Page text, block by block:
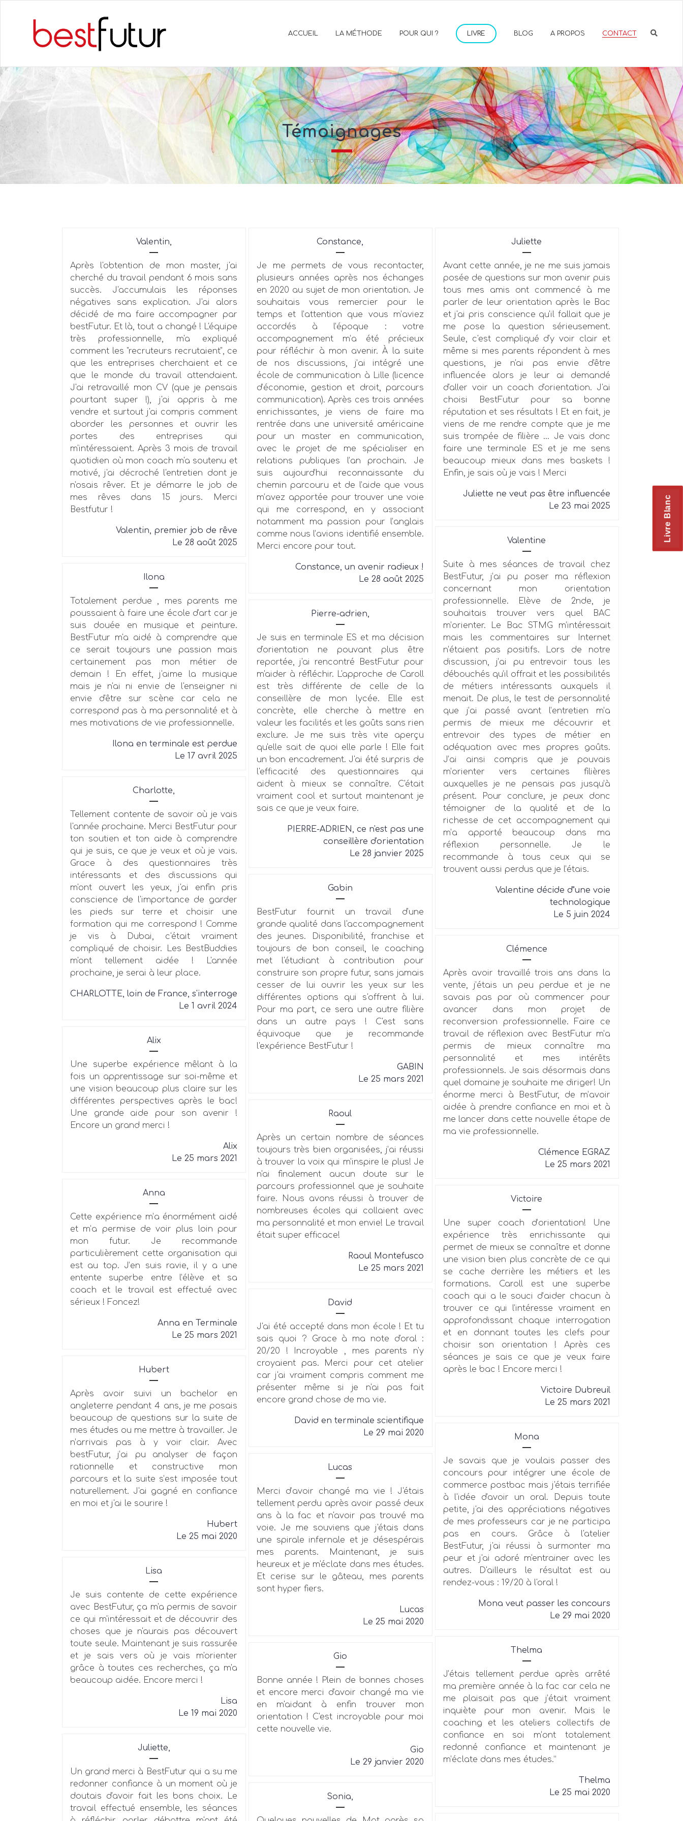
Livre Blanc
ACCUEIL LA MÉTHODE POUR QUI ? LIVRE BLOG A PROPOS CONTACT
Témoignages
Home>Témoignages
Valentin,
Après l'obtention de mon master, j'ai
cherché du travail pendant 6 mois sans
succès. J'accumulais les réponses
négatives sans explication. J'ai alors
décidé de ma faire accompagner par
bestFutur. Et là, tout a changé ! L'équipe
très professionnelle, m'a expliqué
comment les "recruteurs recrutaient", ce
que les entreprises cherchaient et ce
que le monde du travail attendaient.
J'ai retravaillé mon CV (que je pensais
pourtant super !), j'ai appris à me
vendre et surtout j'ai compris comment
aborder les personnes et ouvrir les
portes des entreprises qui
m'intéressaient. Après 3 mois de travail
quotidien où mon coach m'a soutenu et
motivé, j'ai décroché l'entretien dont je
n'osais rêver. Et je démarre le job de
mes rêves dans 15 jours. Merci
Bestfutur !
Valentin, premier job de rêve
Le 28 août 2025
Ilona
Totalement perdue , mes parents me
poussaient à faire une école d'art car je
suis douée en musique et peinture.
BestFutur m'a aidé à comprendre que
ce serait toujours une passion mais
certainement pas mon métier de
demain ! En effet, j'aime la musique
mais je n'ai ni envie de l'enseigner ni
envie d'être sur scène car cela ne
correspond pas à ma personnalité et à
mes motivations de vie professionnelle.
Ilona en terminale est perdue
Le 17 avril 2025
Charlotte,
Tellement contente de savoir où je vais
l'année prochaine. Merci BestFutur pour
ton soutien et ton aide à comprendre
qui je suis, ce que je veux et où je vais.
Grace à des questionnaires très
intéressants et des discussions qui
m'ont ouvert les yeux, j'ai enfin pris
conscience de l'importance de garder
les pieds sur terre et choisir une
formation qui me correspond ! Comme
je vis à Dubai, c'était vraiment
compliqué de choisir. Les BestBuddies
m'ont tellement aidée ! L'année
prochaine, je serai à leur place.
CHARLOTTE, loin de France, s'interroge
Le 1 avril 2024
Alix
Une superbe expérience mêlant à la
fois un apprentissage sur soi-même et
une vision beaucoup plus claire sur les
différentes perspectives après le bac!
Une grande aide pour son avenir !
Encore un grand merci !
Alix
Le 25 mars 2021
Anna
Cette expérience m’a énormément aidé
et m’a permise de voir plus loin pour
mon futur. Je recommande
particulièrement cette organisation qui
est au top. J’en suis ravie, il y a une
entente superbe entre l’élève et sa
coach et le travail est effectué avec
sérieux ! Foncez!
Anna en Terminale
Le 25 mars 2021
Hubert
Après avoir suivi un bachelor en
angleterre pendant 4 ans, je me posais
beaucoup de questions sur la suite de
mes études ou me mettre à travailler. Je
n’arrivais pas à y voir clair. Avec
bestFutur, j’ai pu analyser de façon
rationnelle et constructive mon
parcours et la suite s’est imposée tout
naturellement. J'ai gagné en confiance
en moi et j'ai le sourire !
Hubert
Le 25 mai 2020
Lisa
Je suis contente de cette expérience
avec BestFutur, ça m'a permis de savoir
ce qui m'intéressait et de découvrir des
choses que je n'aurais pas découvert
toute seule. Maintenant je suis rassurée
et je sais vers où je vais m'orienter
grâce à toutes ces recherches, ça m'a
beaucoup aidée. Encore merci !
Lisa
Le 19 mai 2020
Juliette,
Un grand merci à BestFutur qui a su me
redonner confiance à un moment où je
doutais d'avoir fait les bons choix. Le
travail effectué ensemble, les séances
Constance,
Je me permets de vous recontacter,
plusieurs années après nos échanges
en 2020 au sujet de mon orientation. Je
souhaitais vous remercier pour le
temps et l’attention que vous m’aviez
accordés à l’époque : votre
accompagnement m’a été précieux
pour réfléchir à mon avenir. À la suite
de nos discussions, j’ai intégré une
école de communication à Lille (licence
d’économie, gestion et droit, parcours
communication). Après ces trois années
enrichissantes, je viens de faire ma
rentrée dans une université américaine
pour un master en communication,
avec le projet de me spécialiser en
relations publiques l’an prochain. Je
suis aujourd’hui reconnaissante du
chemin parcouru et de l’aide que vous
m’avez apportée pour trouver une voie
qui me correspond, en y associant
notamment ma passion pour l’anglais
comme nous l’avions identifié ensemble.
Merci encore pour tout.
Constance, un avenir radieux !
Le 28 août 2025
Pierre-adrien,
Je suis en terminale ES et ma décision
d'orientation ne pouvant plus être
reportée, j'ai rencontré BestFutur pour
m'aider à réfléchir. L'approche de Caroll
est très différente de celle de la
conseillère de mon lycée. Elle est
concrète, elle cherche à mettre en
valeur les facilités et les goûts sans rien
exclure. Je me suis très vite aperçu
qu'elle sait de quoi elle parle ! Elle fait
un bon encadrement. J'ai été surpris de
l'efficacité des questionnaires qui
aident à mieux se connaître. C'était
vraiment cool et surtout maintenant je
sais ce que je veux faire.
PIERRE-ADRIEN, ce n'est pas une
conseillère d'orientation
Le 28 janvier 2025
Gabin
BestFutur fournit un travail d'une
grande qualité dans l'accompagnement
des jeunes. Disponibilité, franchise et
toujours de bon conseil, le coaching
met l'étudiant à contribution pour
construire son propre futur, sans jamais
cesser de lui ouvrir les yeux sur les
différentes options qui s'offrent à lui.
Pour ma part, ce sera une autre filière
dans un autre pays ! C'est sans
équivoque que je recommande
l'expérience BestFutur !
GABIN
Le 25 mars 2021
Raoul
Après un certain nombre de séances
toujours très bien organisées, j’ai réussi
à trouver la voix qui m’inspire le plus! Je
n'ai finalement aucun doute sur le
parcours professionnel que je souhaite
faire. Nous avons réussi à trouver de
nombreuses écoles qui collaient avec
ma personnalité et mon envie! Le travail
était super efficace!
Raoul Montefusco
Le 25 mars 2021
David
J'ai été accepté dans mon école ! Et tu
sais quoi ? Grace à ma note d'oral :
20/20 ! Incroyable , mes parents n'y
croyaient pas. Merci pour cet atelier
car j'ai vraiment compris comment me
présenter même si je n'ai pas fait
encore grand chose de ma vie.
David en terminale scientifique
Le 29 mai 2020
Lucas
Merci d’avoir changé ma vie ! J'étais
tellement perdu après avoir passé deux
ans à la fac et n'avoir pas trouvé ma
voie. Je me souviens que j'étais dans
une spirale infernale et je désespérais
mes parents. Maintenant, je suis
heureux et je m'éclate dans mes études.
Et cerise sur le gâteau, mes parents
sont hyper fiers.
Lucas
Le 25 mai 2020
Gio
Bonne année ! Plein de bonnes choses
et encore merci d'avoir changé ma vie
en m'aidant à enfin trouver mon
orientation ! C'est incroyable pour moi
cette nouvelle vie.
Gio
Le 29 janvier 2020
Sonia,
Juliette
Avant cette année, je ne me suis jamais
posée de questions sur mon avenir puis
tous mes amis ont commencé à me
parler de leur orientation après le Bac
et j'ai pris conscience qu'il fallait que je
me pose la question sérieusement.
Seule, c'est compliqué d'y voir clair et
même si mes parents répondent à mes
questions, je n'ai pas envie d'être
influencée alors je leur ai demandé
d'aller voir un coach d'orientation. J'ai
choisi BestFutur pour sa bonne
réputation et ses résultats ! Et en fait, je
viens de me rendre compte que je me
suis trompée de filière ... Je vais donc
faire une terminale ES et je me sens
beaucoup mieux dans mes baskets !
Enfin, je sais où je vais ! Merci
Juliette ne veut pas être influencée
Le 23 mai 2025
Valentine
Suite à mes séances de travail chez
BestFutur, j’ai pu poser ma réflexion
concernant mon orientation
professionnelle. Elève de 2nde, je
souhaitais trouver vers quel BAC
m’orienter. Le Bac STMG m’intéressait
mais les commentaires sur Internet
n’étaient pas positifs. Lors de notre
discussion, j’ai pu entrevoir tous les
débouchés qu’il offrait et les possibilités
de métiers intéressants auxquels il
menait. De plus, le test de personnalité
que j’ai passé avant l’entretien m’a
permis de mieux me découvrir et
entrevoir des types de métier en
adéquation avec mes propres goûts.
J’ai ainsi compris que je pouvais
m’orienter vers certaines filières
auxquelles je ne pensais pas jusqu’à
présent. Pour conclure, je peux donc
témoigner de la qualité et de la
richesse de cet accompagnement qui
m’a apporté beaucoup dans ma
réflexion personnelle. Je le
recommande à tous ceux qui se
trouvent aussi perdus que je l’étais.
Valentine décide d"une voie
technologique
Le 5 juin 2024
Clémence
Après avoir travaillé trois ans dans la
vente, j’étais un peu perdue et je ne
savais pas par où commencer pour
avancer dans mon projet de
reconversion professionnelle. Faire ce
travail de réflexion avec BestFutur m’a
permis de mieux connaître ma
personnalité et mes intérêts
professionnels. Je sais désormais dans
quel domaine je souhaite me diriger! Un
énorme merci à BestFutur, de m’avoir
aidée à prendre confiance en moi et à
me lancer dans cette nouvelle étape de
ma vie professionnelle.
Clémence EGRAZ
Le 25 mars 2021
Victoire
Une super coach d’orientation! Une
expérience très enrichissante qui
permet de mieux se connaître et donne
une vision bien plus concrète de ce qui
se cache derrière les métiers et les
formations. Caroll est une superbe
coach qui a le souci d’aider chacun à
trouver ce qui l’intéresse vraiment en
approfondissant chaque interrogation
et en donnant toutes les clefs pour
choisir son orientation ! Après ces
séances je sais ce que je veux faire
après le bac ! Encore merci !
Victoire Dubreuil
Le 25 mars 2021
Mona
Je savais que je voulais passer des
concours pour intégrer une école de
commerce postbac mais j'étais terrifiée
à l'idée d'avoir un oral. Depuis toute
petite, j'ai des appréciations négatives
de mes professeurs car je ne participa
pas en cours. Grâce à l'atelier
BestFutur, j'ai réussi à surmonter ma
peur et j'ai adoré m'entrainer avec les
autres. D'ailleurs le résultat est au
rendez-vous : 19/20 à l'oral !
Mona veut passer les concours
Le 29 mai 2020
Thelma
J’étais tellement perdue après arrêté
ma première année à la fac car cela ne
me plaisait pas que j’était vraiment
inquiète pour mon avenir. Mais le
coaching et les ateliers collectifs de
confiance en soi m’ont totalement
redonné confiance et maintenant je
m’éclate dans mes études.”
Thelma
Le 25 mai 2020